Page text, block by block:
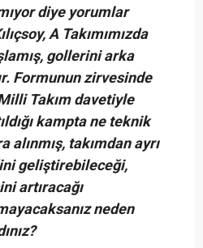
diye yorumlar
A Takımımızda
gollerini arka
Formunun zirvesinde
Takım davetiyle
kampta ne teknik
takımdan ayrı
geliştirebileceği,
artıracağı
neden